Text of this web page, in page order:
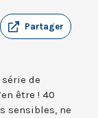
Partager
série de
être ! 40
sensibles, ne